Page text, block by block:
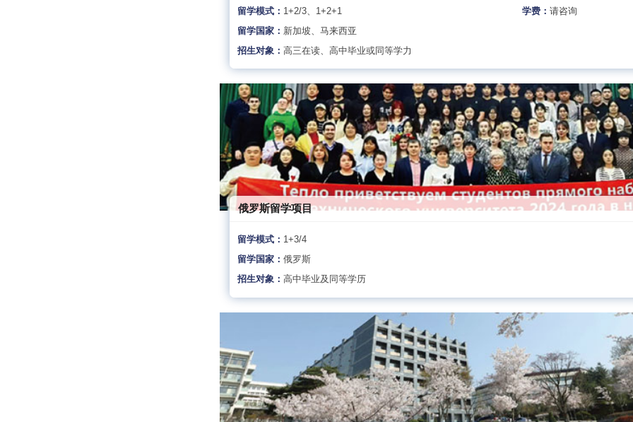
留学模式： 1+2/3、1+2+1 学费：请咨询
留学国家： 新加坡、马来西亚
招生对象：高三在读、高中毕业或同等学力
俄罗斯留学项目
留学模式： 1+3/4
留学国家：俄罗斯
招生对象： 高中毕业及同等学历